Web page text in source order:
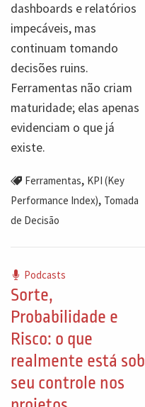
dashboards e relatórios
impecáveis, mas
continuam tomando
decisões ruins.
Ferramentas não criam
maturidade; elas apenas
evidenciam o que já
existe.
Ferramentas, KPI (Key
Performance Index), Tomada
de Decisão
Podcasts
Sorte,
Probabilidade e
Risco: o que
realmente está sob
seu controle nos